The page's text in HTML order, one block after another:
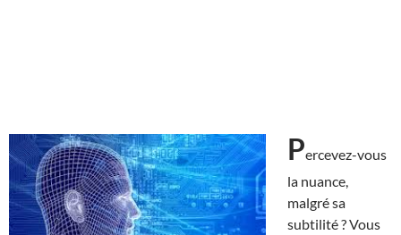
Percevez-vous
la nuance,
malgré sa
subtilité ? Vous